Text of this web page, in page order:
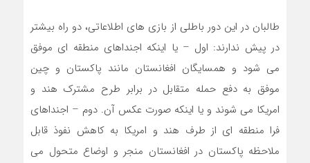
طالبان در این دور باطلی از بازی های اطلاعاتی، دو راه بیشتر
در پیش ندارند: اول – یا اینکه اجنداهای منطقه ای موفق
می شود و همسایگان افغانستان مانند پاکستان و چین
موفق به دفع حمله متقابل در برابر طرح مشترک هند و
امریکا می شوند و یا اینکه صورت عکس آن. دوم – اجنداهای
فرا منطقه ای از طرف هند و امریکا به کاهش نفوذ قابل
ملاحظه پاکستان در افغانستان منجر و اوضاع متحول می